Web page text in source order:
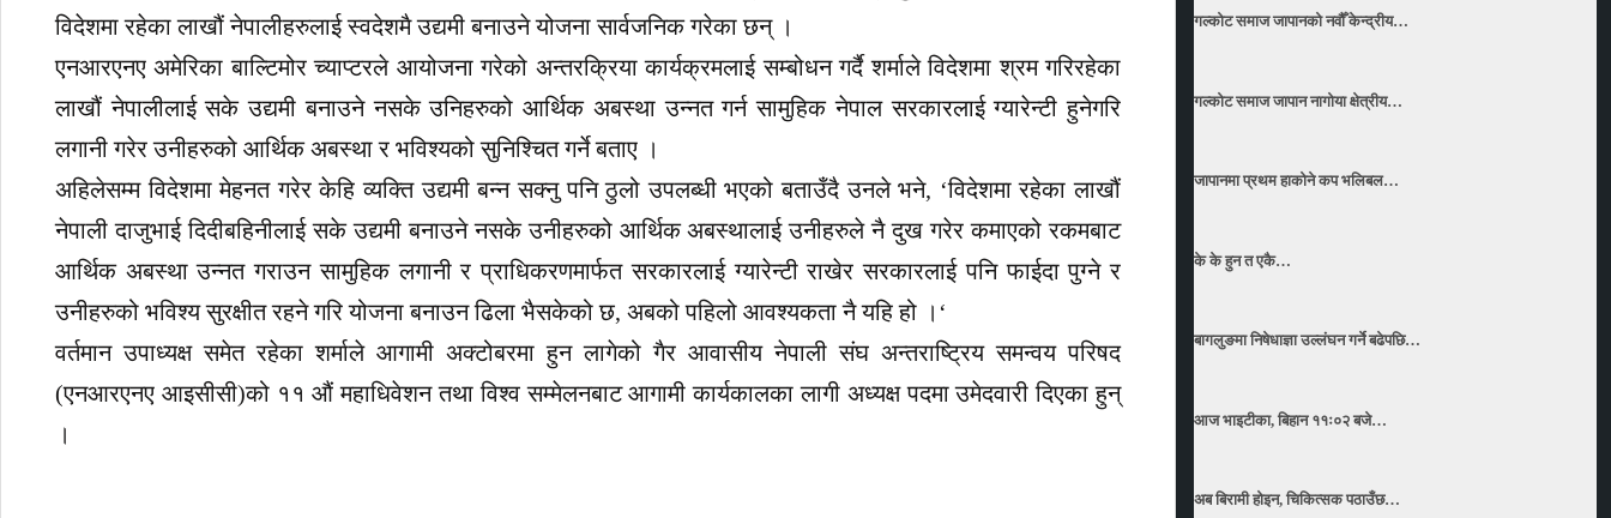
विदेशमा रहेका लाखौं नेपालीहरुलाई स्वदेशमै उद्यमी बनाउने योजना सार्वजनिक गरेका छन् ।
एनआरएनए अमेरिका बाल्टिमोर च्याप्टरले आयोजना गरेको अन्तरक्रिया कार्यक्रमलाई सम्बोधन गर्दै शर्माले विदेशमा श्रम गरिरहेका
लाखौं नेपालीलाई सके उद्यमी बनाउने नसके उनिहरुको आर्थिक अबस्था उन्नत गर्न सामुहिक नेपाल सरकारलाई ग्यारेन्टी हुनेगरि
लगानी गरेर उनीहरुको आर्थिक अबस्था र भविश्यको सुनिश्चित गर्ने बताए ।
अहिलेसम्म विदेशमा मेहनत गरेर केहि व्यक्ति उद्यमी बन्न सक्नु पनि ठुलो उपलब्धी भएको बताउँदै उनले भने, ‘विदेशमा रहेका लाखौं
नेपाली दाजुभाई दिदीबहिनीलाई सके उद्यमी बनाउने नसके उनीहरुको आर्थिक अबस्थालाई उनीहरुले नै दुख गरेर कमाएको रकमबाट
आर्थिक अबस्था उन्नत गराउन सामुहिक लगानी र प्राधिकरणमार्फत सरकारलाई ग्यारेन्टी राखेर सरकारलाई पनि फाईदा पुग्ने र
उनीहरुको भविश्य सुरक्षीत रहने गरि योजना बनाउन ढिला भैसकेको छ, अबको पहिलो आवश्यकता नै यहि हो ।‘
वर्तमान उपाध्यक्ष समेत रहेका शर्माले आगामी अक्टोबरमा हुन लागेको गैर आवासीय नेपाली संघ अन्तराष्ट्रिय समन्वय परिषद
(एनआरएनए आइसीसी)को ११ औं महाधिवेशन तथा विश्व सम्मेलनबाट आगामी कार्यकालका लागी अध्यक्ष पदमा उमेदवारी दिएका हुन्
।
गल्कोट समाज जापानको नवौँ केन्द्रीय…
गल्कोट समाज जापान नागोया क्षेत्रीय…
जापानमा प्रथम हाकोने कप भलिबल…
के के हुन त एकै…
बागलुङमा निषेधाज्ञा उल्लंघन गर्ने बढेपछि…
आज भाइटीका, बिहान ११ः०२ बजे…
अब बिरामी होइन, चिकित्सक पठाउँछ…